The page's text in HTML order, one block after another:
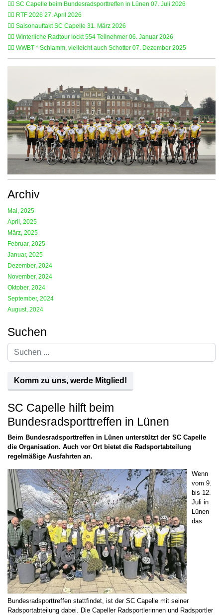
🚴‍♂️ SC Capelle beim Bundesradsporttreffen in Lünen 07. Juli 2026
🚴‍♂️ RTF 2026 27. April 2026
🚴‍♂️ Saisonauftakt SC Capelle 31. März 2026
🚴‍♂️ Winterliche Radtour lockt 554 Teilnehmer 06. Januar 2026
🚴‍♂️ WWBT * Schlamm, vielleicht auch Schotter 07. Dezember 2025
Archiv
Mai, 2025
April, 2025
März, 2025
Februar, 2025
Januar, 2025
Dezember, 2024
November, 2024
Oktober, 2024
September, 2024
August, 2024
Suchen
Suchen
Komm zu uns, werde Mitglied!
SC Capelle hilft beim
Bundesradsporttreffen in Lünen
Beim Bundesradsporttreffen in Lünen unterstützt der SC Capelle
die Organisation. Auch vor Ort bietet die Radsportabteilung
regelmäßige Ausfahrten an.
Wenn
vom 9.
bis 12.
Juli in
Lünen
das
Bundesradsporttreffen stattfindet, ist der SC Capelle mit seiner
Radsportabteilung dabei. Die Capeller Radsportlerinnen und Radsportler